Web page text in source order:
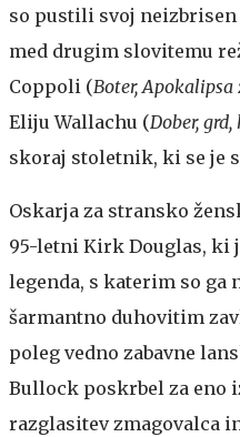
so pustili svoj
med drugim slovitemu
Coppoli (Boter, Apokalipsa
Eliju Wallachu (Dober,
skoraj stoletnik, ki se je
Oskarja za stransko
95-letni Kirk Douglas, ki
legenda, s katerim so ga
šarmantno duhovitim
poleg vedno zabavne
Bullock poskrbel za eno
razglasitev zmagovalca